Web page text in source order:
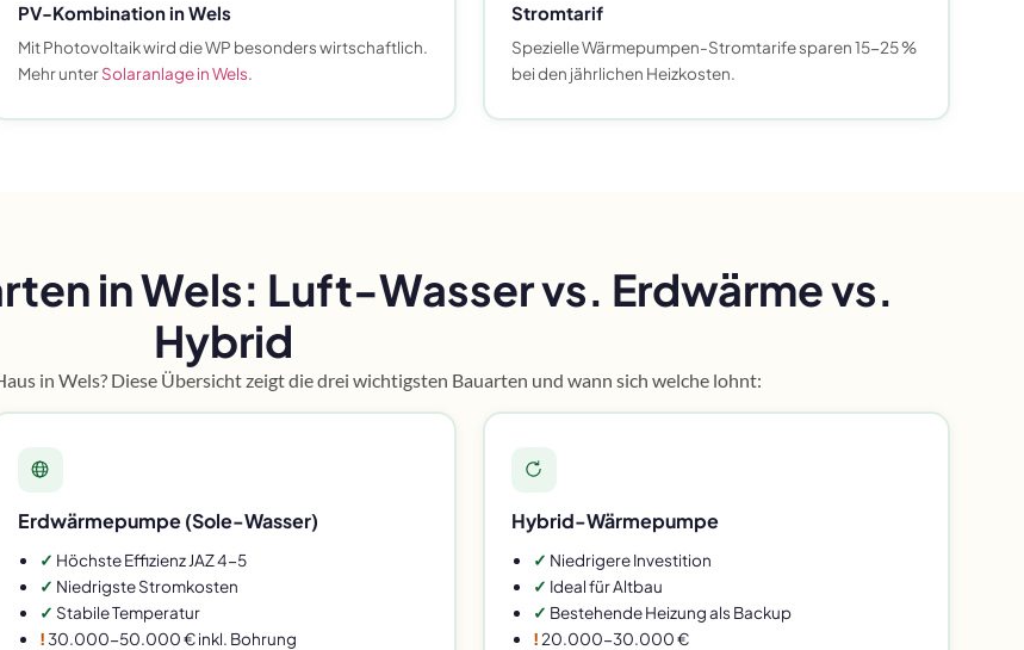
PV-Kombination in Wels
Mit Photovoltaik wird die WP besonders wirtschaftlich.
Mehr unterSolaranlage in Wels.
Stromtarif
Spezielle Wärmepumpen-Stromtarife sparen 15-25 %
bei den jährlichen Heizkosten.
in Wels: Luft-Wasser vs. Erdwärme vs.
Hybrid
in Wels? Diese Übersicht zeigt die drei wichtigsten Bauarten und wann sich welche lohnt:
Erdwärmepumpe (Sole-Wasser)
✓ Höchste Effizienz JAZ 4-5
✓ Niedrigste Stromkosten
✓ Stabile Temperatur
! 30.000-50.000 € inkl. Bohrung
Hybrid-Wärmepumpe
✓ Niedrigere Investition
✓ Ideal für Altbau
✓ Bestehende Heizung als Backup
!20.000-30.000 €